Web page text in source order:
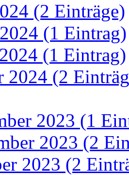
(2 Einträge)
(1 Eintrag)
(1 Eintrag)
2024 (2
2023 (1
2023 (2
2023 (2